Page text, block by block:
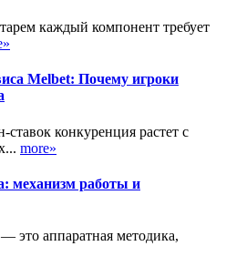
каждый компонент требует
Melbet: Почему игроки
конкуренция растет с
more»
механизм работы и
это аппаратная методика,